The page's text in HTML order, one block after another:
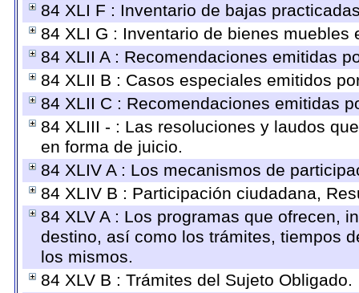
84 XLI F : Inventario de bajas
84 XLI G : Inventario de bienes muebles
84 XLII A : Recomendaciones emitidas
84 XLII B : Casos especiales emitidos
84 XLII C : Recomendaciones emitidas
84 XLIII - : Las resoluciones y laudos
en forma de juicio.
84 XLIV A : Los mecanismos de
84 XLIV B : Participación ciudadana,
84 XLV A : Los programas que ofrecen,
destino, así como los trámites, tiempos
los mismos.
84 XLV B : Trámites del Sujeto Obligado.